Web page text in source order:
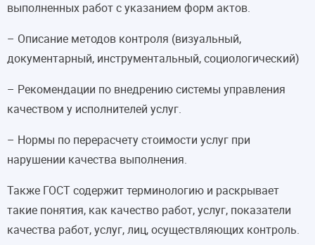
выполненных работ с указанием форм актов.
– Описание методов контроля (визуальный,
документарный, инструментальный, социологический)
– Рекомендации по внедрению системы управления
качеством у исполнителей услуг.
– Нормы по перерасчету стоимости услуг при
нарушении качества выполнения.
Также ГОСТ содержит терминологию и раскрывает
такие понятия, как качество работ, услуг, показатели
качества работ, услуг, лиц, осуществляющих контроль.